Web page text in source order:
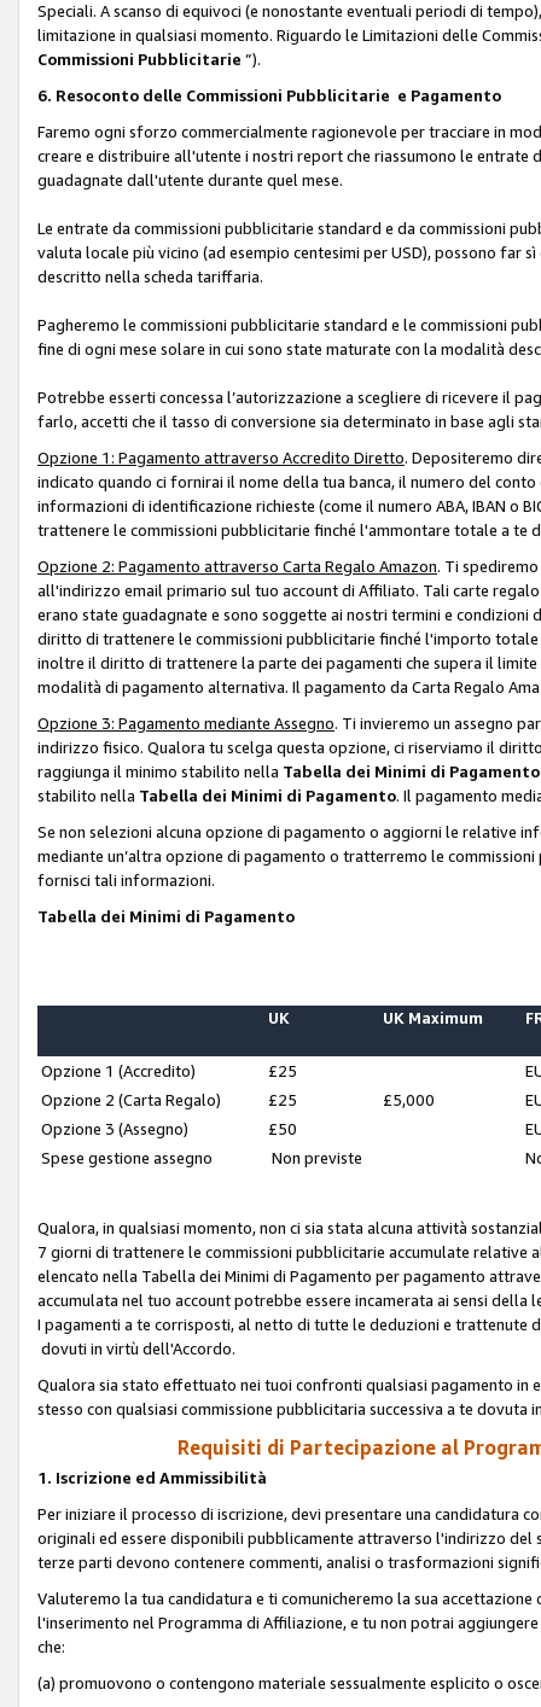
Speciali. A scanso di equivoci (e nonostante eventuali periodi di
limitazione in qualsiasi momento. Riguardo le Limitazioni delle
Commissioni Pubblicitarie ”).
6. Resoconto delle Commissioni Pubblicitarie e Pagamento
Faremo ogni sforzo commercialmente ragionevole per tracciare in
creare e distribuire all'utente i nostri report che riassumono le
guadagnate dall'utente durante quel mese.
Le entrate da commissioni pubblicitarie standard e da commissioni
valuta locale più vicino (ad esempio centesimi per USD), possono far
descritto nella scheda tariffaria.
Pagheremo le commissioni pubblicitarie standard e le commissioni
fine di ogni mese solare in cui sono state maturate con la modalità
Potrebbe esserti concessa l’autorizzazione a scegliere di ricevere il
farlo, accetti che il tasso di conversione sia determinato in base agli
Opzione 1: Pagamento attraverso Accredito Diretto. Depositeremo
indicato quando ci fornirai il nome della tua banca, il numero del
informazioni di identificazione richieste (come il numero ABA, IBAN o
trattenere le commissioni pubblicitarie finché l'ammontare totale a
Opzione 2: Pagamento attraverso Carta Regalo Amazon. Ti
all'indirizzo email primario sul tuo account di Affiliato. Tali carte
erano state guadagnate e sono soggette ai nostri termini e
diritto di trattenere le commissioni pubblicitarie finché l'importo
inoltre il diritto di trattenere la parte dei pagamenti che supera il
modalità di pagamento alternativa. Il pagamento da Carta Regalo
Opzione 3: Pagamento mediante Assegno. Ti invieremo un assegno
indirizzo fisico. Qualora tu scelga questa opzione, ci riserviamo il
raggiunga il minimo stabilito nella Tabella dei Minimi di Pagamento
stabilito nella Tabella dei Minimi di Pagamento. Il pagamento
Se non selezioni alcuna opzione di pagamento o aggiorni le relative
mediante un’altra opzione di pagamento o tratterremo le
fornisci tali informazioni.
Tabella dei Minimi di Pagamento
UK UK Maximum
Opzione 1 (Accredito) £25
Opzione 2 (Carta Regalo)
£25 £5,000
Opzione 3 (Assegno)
£50
Spese gestione assegno
Non previste
Qualora, in qualsiasi momento, non ci sia stata alcuna attività
7 giorni di trattenere le commissioni pubblicitarie accumulate
elencato nella Tabella dei Minimi di Pagamento per pagamento
accumulata nel tuo account potrebbe essere incamerata ai sensi
I pagamenti a te corrisposti, al netto di tutte le deduzioni e trattenute
dovuti in virtù dell'Accordo.
Qualora sia stato effettuato nei tuoi confronti qualsiasi pagamento in
stesso con qualsiasi commissione pubblicitaria successiva a te dovuta
Requisiti di Partecipazione al
1. Iscrizione ed Ammissibilità
Per iniziare il processo di iscrizione, devi presentare una candidatura
originali ed essere disponibili pubblicamente attraverso l'indirizzo
terze parti devono contenere commenti, analisi o trasformazioni
Valuteremo la tua candidatura e ti comunicheremo la sua
l'inserimento nel Programma di Affiliazione, e tu non potrai
che:
(a) promuovono o contengono materiale sessualmente esplicito o